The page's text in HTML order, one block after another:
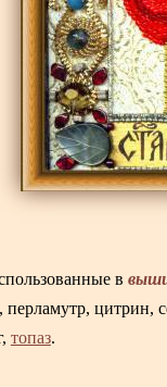
в
перламутр, цитрин,
топаз.